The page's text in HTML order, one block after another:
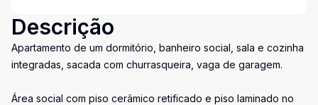
Descrição
Apartamento de um dormitório, banheiro social, sala e cozinha
integradas, sacada com churrasqueira, vaga de garagem.
Área social com piso cerâmico retificado e piso laminado no